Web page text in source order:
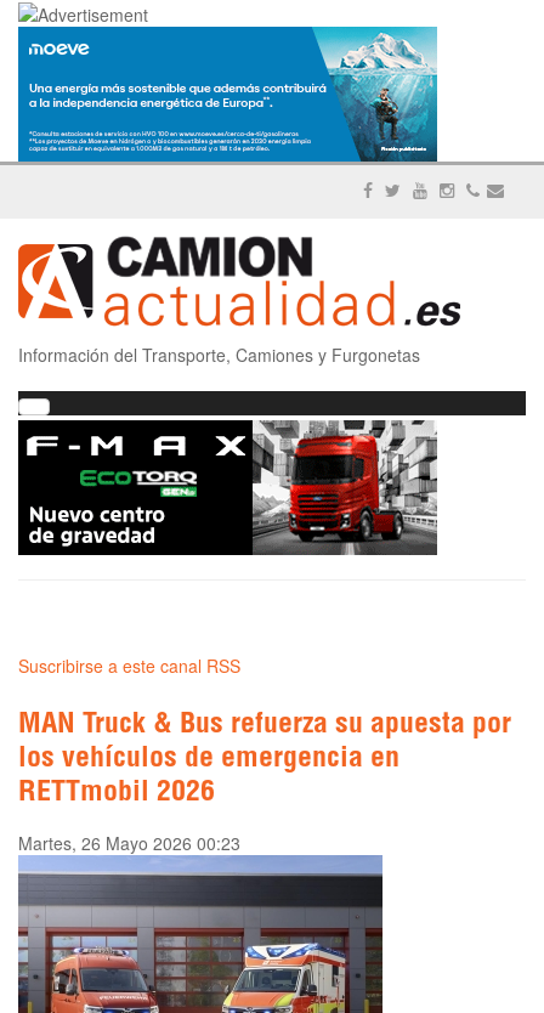
Información del Transporte, Camiones y Furgonetas
Suscribirse a este canal RSS
MAN Truck & Bus refuerza su apuesta por
los vehículos de emergencia en
RETTmobil 2026
Martes, 26 Mayo 2026 00:23